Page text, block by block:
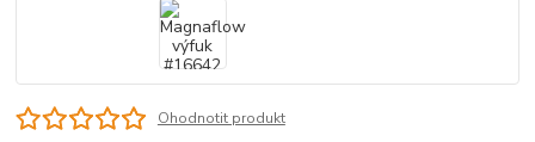
Ohodnotit produkt